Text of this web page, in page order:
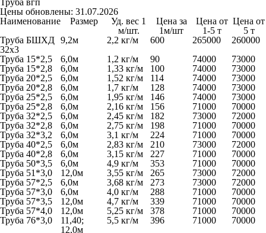
Труба вгп
Цены обновлены: 31.07.2026
Наименование
Размер
Уд. вес 1
м/шт.
Цена за
1м/шт
Цена от
1-5 т
Цена от
5 т
Труба БШХД
32х3
9,2м 2,2 кг/м 600 265000
260000
Труба 15*2,5
6,0м 1,2 кг/м 90 74000
73000
Труба 15*2,8
6,0м 1,33 кг/м 100 74000
73000
Труба 20*2,5
6,0м 1,52 кг/м 114 74000
73000
Труба 20*2,8
6,0м 1,7 кг/м 128 74000
73000
Труба 25*2,5
6,0м 1,95 кг/м 146 74000
73000
Труба 25*2,8
6,0м 2,16 кг/м 156 71000
70000
Труба 32*2,5
6,0м 2,45 кг/м 182 73000
72000
Труба 32*2,8
6,0м 2,75 кг/м 198 71000
70000
Труба 32*3,2
6,0м 3,1 кг/м 224 71000
70000
Труба 40*2,5
6,0м 2,83 кг/м 210 73000
72000
Труба 40*2,8
6,0м 3,15 кг/м 227 71000
70000
Труба 50*3,5
6,0м 4,9 кг/м 353 71000
70000
Труба 51*3,0
12,0м 3,55 кг/м 265 73000
72000
Труба 57*2,5
6,0м 3,68 кг/м 273 73000
72000
Труба 57*3,0
6,0м 4,0 кг/м 288 71000
70000
Труба 57*3,5
12,0м 4,7 кг/м 339 71000
70000
Труба 57*4,0
12,0м 5,25 кг/м 378 71000
70000
Труба 76*3,0
11,40;
12,0м
5,5 кг/м 396 71000
70000